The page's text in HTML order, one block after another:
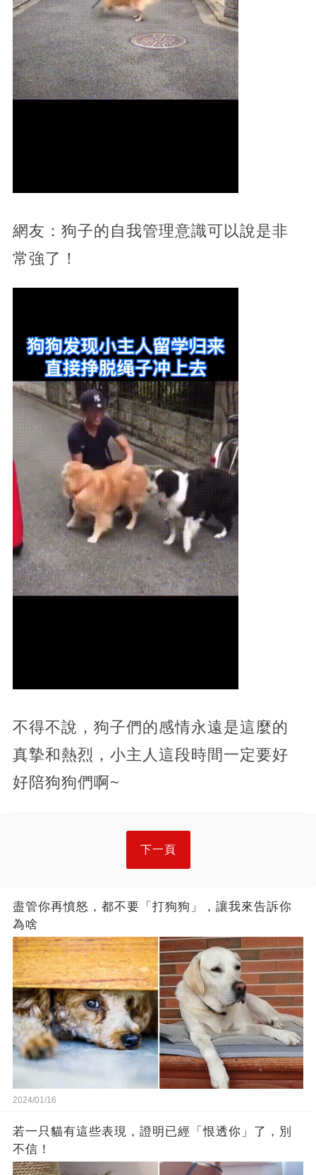
網友：狗子的自我管理意識可以說是非
常強了！
不得不說，狗子們的感情永遠是這麼的
真摯和熱烈，小主人這段時間一定要好
好陪狗狗們啊~
下一頁
盡管你再憤怒，都不要「打狗狗」，讓我來告訴你
為啥
2024/01/16
若一只貓有這些表現，證明已經「恨透你」了，別
不信！